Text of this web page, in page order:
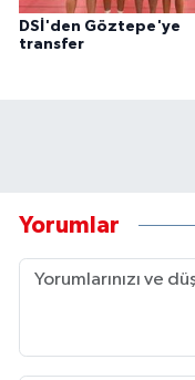
DSİ'den Göztepe'ye
transfer
Yorumlar